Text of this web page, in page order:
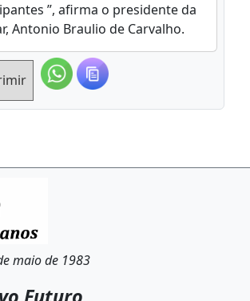
”, afirma o presidente da
Antonio Braulio de Carvalho.
maio de 1983